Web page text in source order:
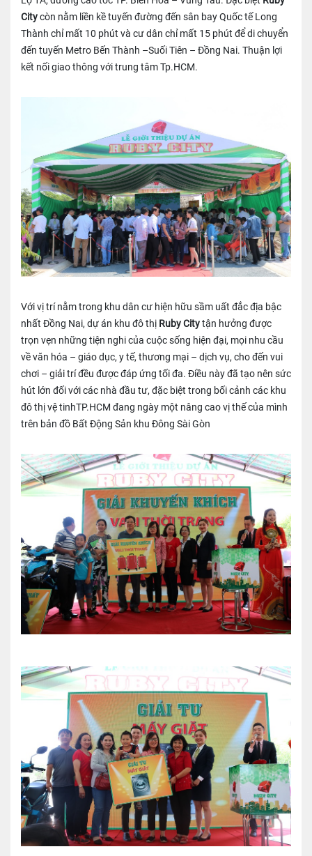
Citycòn nằm liền kề tuyến đường đến sân bay Quốc tế Long
Thành chỉ mất 10 phút và cư dân chỉ mất 15 phút để di chuyển
đến tuyến Metro Bến Thành –Suối Tiên – Đồng Nai. Thuận lợi
kết nối giao thông với trung tâm Tp.HCM.
Với vị trí nằm trong khu dân cư hiện hữu sầm uất đắc địa bậc
nhất Đồng Nai, dự án khu đô thị Ruby Citytận hưởng được
trọn vẹn những tiện nghi của cuộc sống hiện đại, mọi nhu cầu
về văn hóa – giáo dục, y tế, thương mại – dịch vụ, cho đến vui
chơi – giải trí đều được đáp ứng tối đa. Điều này đã tạo nên sức
hút lớn đối với các nhà đầu tư, đặc biệt trong bối cảnh các khu
đô thị vệ tinhTP.HCM đang ngày một nâng cao vị thế của mình
trên bản đồ Bất Động Sản khu Đông Sài Gòn